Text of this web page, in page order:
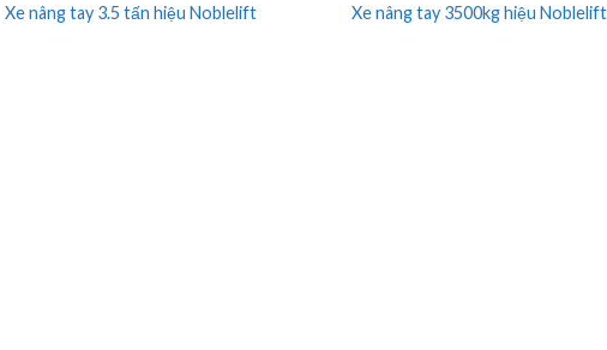
Xe nâng tay 3.5 tấn hiệu Noblelift Xe nâng tay 3500kg hiệu Noblelift